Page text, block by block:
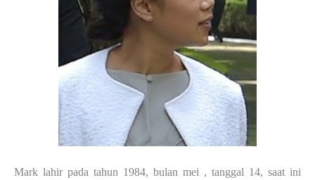
Mark lahir pada tahun 1984, bulan mei , tanggal 14, saat ini